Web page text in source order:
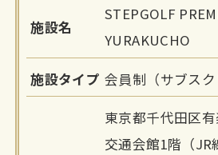
施設名
STEPGOLF
YURAKUCHO
施設タイプ 会員制（サブスク
東京都千代田区
交通会館1階（JR